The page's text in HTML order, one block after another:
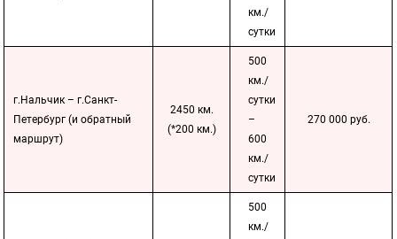
км./
сутки
г.Нальчик – г.Санкт-
Петербург (и обратный
маршрут)
2450 км.
(*200 км.)
500
км./
сутки
–
600
км./
сутки
270 000 руб.
500
км./